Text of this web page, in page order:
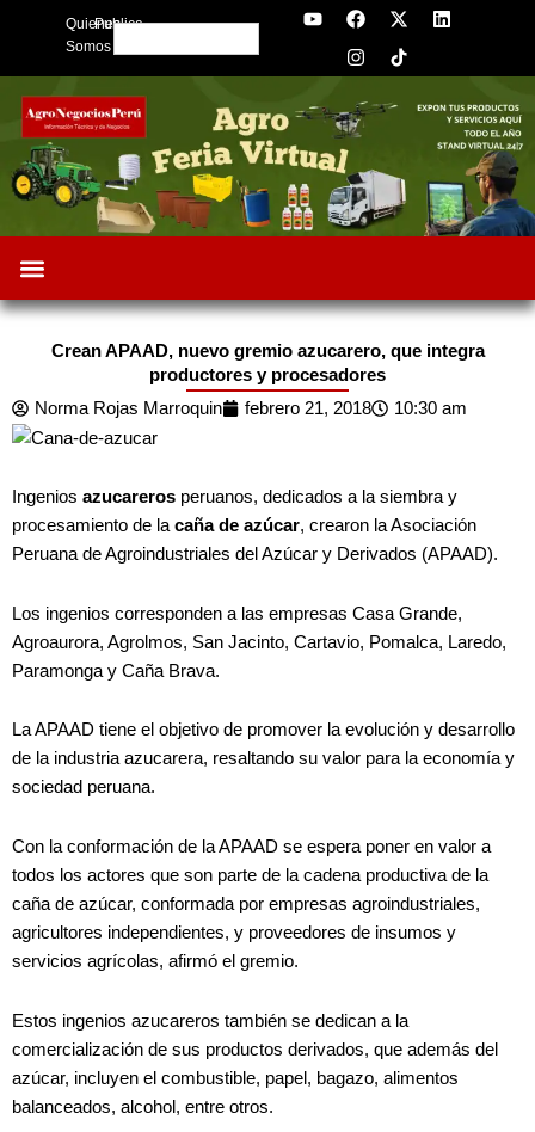
Quienes
Somos
Publica
Search
Y
o
b
e
F
a
c
e
o
o
k
X
-
t
w
t
L
i
d
n
I
n
s
t
g
r
a
Crean APAAD, nuevo gremio azucarero, que integra
productores y procesadores
Norma Rojas Marroquin
febrero 21, 2018 10:30 am
Ingenios azucareros peruanos, dedicados a la siembra y
procesamiento de lacaña de azúcar, crearon la Asociación
Peruana de Agroindustriales del Azúcar y Derivados (APAAD).
Los ingenios corresponden a las empresas Casa Grande,
Agroaurora, Agrolmos, San Jacinto, Cartavio, Pomalca, Laredo,
Paramonga y Caña Brava.
La APAAD tiene el objetivo de promover la evolución y desarrollo
de la industria azucarera, resaltando su valor para la economía y
sociedad peruana.
Con la conformación de la APAAD se espera poner en valor a
todos los actores que son parte de la cadena productiva de la
caña de azúcar, conformada por empresas agroindustriales,
agricultores independientes, y proveedores de insumos y
servicios agrícolas, afirmó el gremio.
Estos ingenios azucareros también se dedican a la
comercialización de sus productos derivados, que además del
azúcar, incluyen el combustible, papel, bagazo, alimentos
balanceados, alcohol, entre otros.